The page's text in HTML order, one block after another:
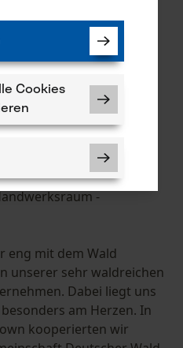
Freischneidersind die
es um die
bereits seit
stolz darauf eine große
Schutzkleidung
die die
- aber natürlich auch
-
eng mit dem Wald
unserer sehr waldreichen
Dabei liegt uns
am Herzen. In
kooperierten wir
Cookies